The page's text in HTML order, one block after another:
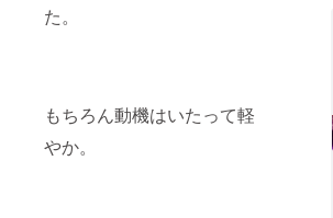
た。
もちろん動機はいたって軽
やか。